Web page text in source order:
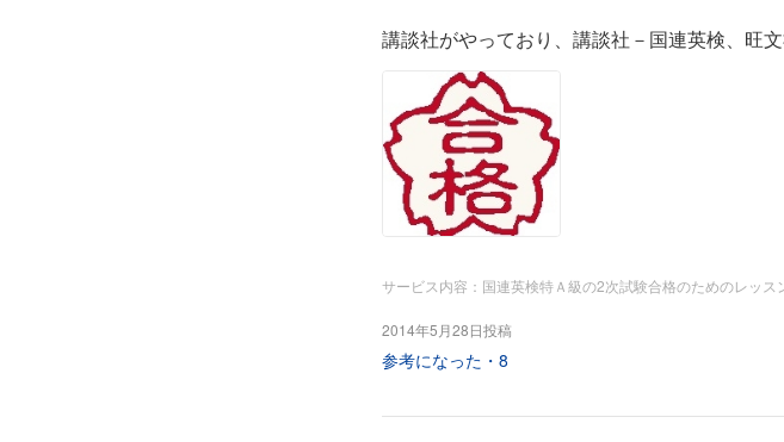
講談社がやっており、講談社－国連英検、旺
サービス内容：国連英検特Ａ級の2次試験合格のためのレッス
2014年5月28日投稿
参考になった・ 8